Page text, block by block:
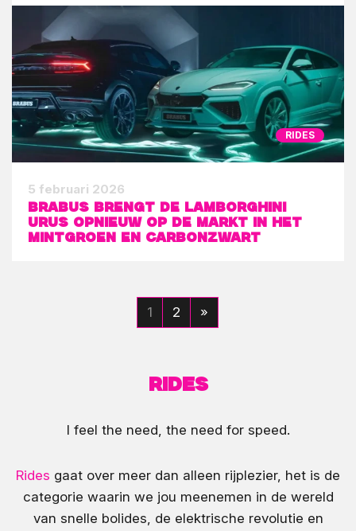
RIDES
5 februari 2026
BRABUS brengt de Lamborghini
Urus opnieuw op de markt in het
mintgroen en carbonzwart
1 2 »
Rides
I feel the need, the need for speed.
Rides gaat over meer dan alleen rijplezier, het is de
categorie waarin we jou meenemen in de wereld
van snelle bolides, de elektrische revolutie en